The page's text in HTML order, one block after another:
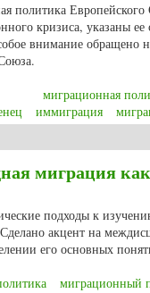
политика
кризиса, указаны
внимание обращено
миграционная
иммиграция
миграция
подходы к
акцент на
его основных
миграционный